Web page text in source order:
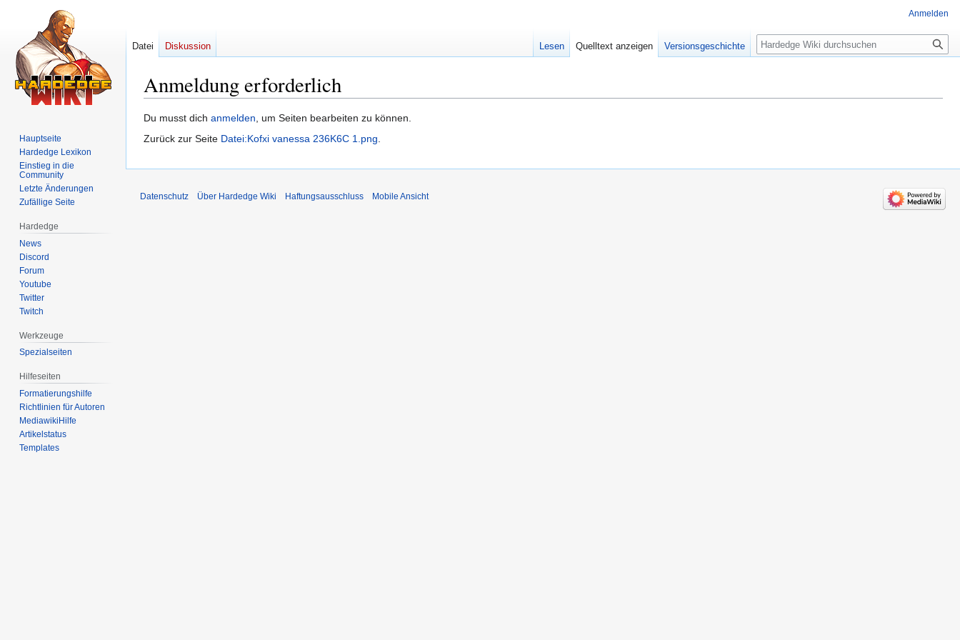
Anmeldung erforderlich
Zur
Navigation
Zur
Suche
Du musst dich anmelden, um Seiten bearbeiten zu können.
Zurück zur Seite Datei:Kofxi vanessa 236K6C 1.png.
Anmelden
Datei Diskussion Lesen Quelltext anzeigen Versionsgeschichte Suche
Hauptseite
Hardedge Lexikon
Einstieg in die
Community
Letzte Änderungen
Zufällige Seite
Hardedge
News
Discord
Forum
Youtube
Twitter
Twitch
Werkzeuge
Spezialseiten
Hilfeseiten
Formatierungshilfe
Richtlinien für Autoren
MediawikiHilfe
Artikelstatus
Templates
Datenschutz Über Hardedge Wiki Haftungsausschluss Mobile Ansicht